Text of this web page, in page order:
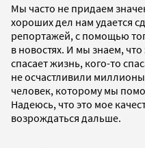
Мы часто не придаем
хороших дел нам удается
репортажей, с помощью
в новостях. И мы знаем,
спасает жизнь, кого-то
не осчастливили
человек, которому мы
Надеюсь, что это мое
возрождаться дальше.